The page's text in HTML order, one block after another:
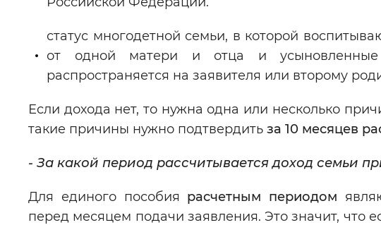
статус многодетной семьи, в которой
от одной матери и отца и усыновленные
распространяется на заявителя или второму
Если дохода нет, то нужна одна или несколько
такие причины нужно подтвердить за 10 месяцев
- За какой период рассчитывается доход семьи
Для единого пособия расчетным периодом
перед месяцем подачи заявления. Это значит, что